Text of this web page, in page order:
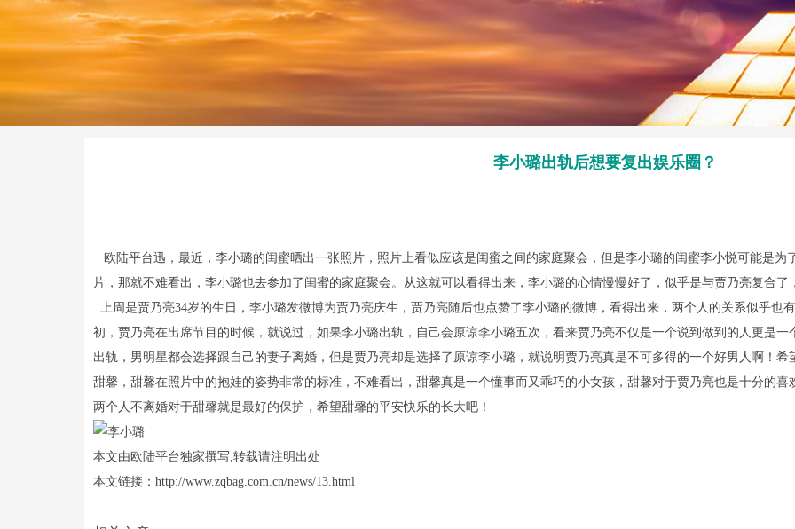
李小璐出轨后想要复出娱乐圈？
欧陆平台迅，最近，李小璐的闺蜜晒出一张照片，照片上看似应该是闺蜜之间的家庭聚会，但是李小璐的闺蜜李小悦可能是为
片，那就不难看出，李小璐也去参加了闺蜜的家庭聚会。从这就可以看得出来，李小璐的心情慢慢好了，似乎是与贾乃亮复合了
上周是贾乃亮34岁的生日，李小璐发微博为贾乃亮庆生，贾乃亮随后也点赞了李小璐的微博，看得出来，两个人的关系似乎也
初，贾乃亮在出席节目的时候，就说过，如果李小璐出轨，自己会原谅李小璐五次，看来贾乃亮不仅是一个说到做到的人更是
出轨，男明星都会选择跟自己的妻子离婚，但是贾乃亮却是选择了原谅李小璐，就说明贾乃亮真是不可多得的一个好男人啊！
甜馨，甜馨在照片中的抱娃的姿势非常的标准，不难看出，甜馨真是一个懂事而又乖巧的小女孩，甜馨对于贾乃亮也是十分的
两个人不离婚对于甜馨就是最好的保护，希望甜馨的平安快乐的长大吧！
本文由欧陆平台独家撰写,转载请注明出处
本文链接：http://www.zqbag.com.cn/news/13.html